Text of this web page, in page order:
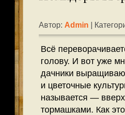
Автор: Admin |
Всё
голову. И вот уже
дачники
и цветочные
называется — вверх
тормашками. Как